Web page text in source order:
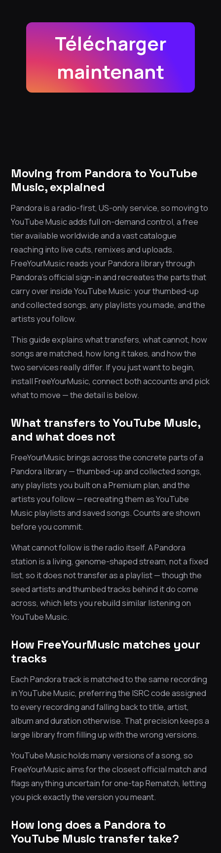
Télécharger
maintenant
Moving from Pandora to YouTube
Music, explained
Pandora is a radio-first, US-only service, so moving to
YouTube Music adds full on-demand control, a free
tier available worldwide and a vast catalogue
reaching into live cuts, remixes and uploads.
FreeYourMusic reads your Pandora library through
Pandora’s official sign-in and recreates the parts that
carry over inside YouTube Music: your thumbed-up
and collected songs, any playlists you made, and the
artists you follow.
This guide explains what transfers, what cannot, how
songs are matched, how long it takes, and how the
two services really differ. If you just want to begin,
install FreeYourMusic, connect both accounts and pick
what to move — the detail is below.
What transfers to YouTube Music,
and what does not
FreeYourMusic brings across the concrete parts of a
Pandora library — thumbed-up and collected songs,
any playlists you built on a Premium plan, and the
artists you follow — recreating them as YouTube
Music playlists and saved songs. Counts are shown
before you commit.
What cannot follow is the radio itself. A Pandora
station is a living, genome-shaped stream, not a fixed
list, so it does not transfer as a playlist — though the
seed artists and thumbed tracks behind it do come
across, which lets you rebuild similar listening on
YouTube Music.
How FreeYourMusic matches your
tracks
Each Pandora track is matched to the same recording
in YouTube Music, preferring the ISRC code assigned
to every recording and falling back to title, artist,
album and duration otherwise. That precision keeps a
large library from filling up with the wrong versions.
YouTube Music holds many versions of a song, so
FreeYourMusic aims for the closest official match and
flags anything uncertain for one-tap Rematch, letting
you pick exactly the version you meant.
How long does a Pandora to
YouTube Music transfer take?